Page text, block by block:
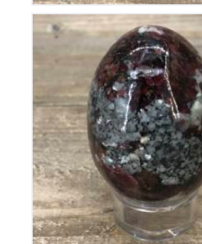
Oeuf en Eudialyte
220€